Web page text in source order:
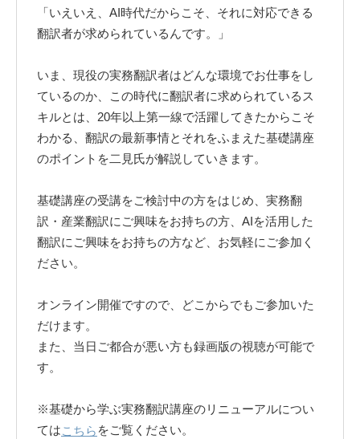
「いえいえ、AI時代だからこそ、それに対応できる
翻訳者が求められているんです。」
いま、現役の実務翻訳者はどんな環境でお仕事をし
ているのか、この時代に翻訳者に求められているス
キルとは、20年以上第一線で活躍してきたからこそ
わかる、翻訳の最新事情とそれをふまえた基礎講座
のポイントを二見氏が解説していきます。
基礎講座の受講をご検討中の方をはじめ、実務翻
訳・産業翻訳にご興味をお持ちの方、AIを活用した
翻訳にご興味をお持ちの方など、お気軽にご参加く
ださい。
オンライン開催ですので、どこからでもご参加いた
だけます。
また、当日ご都合が悪い方も録画版の視聴が可能で
す。
※基礎から学ぶ実務翻訳講座のリニューアルについ
てはこちら をご覧ください。